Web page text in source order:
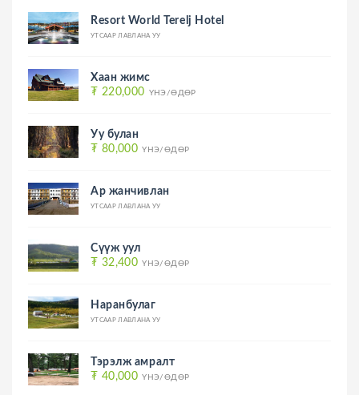
Resort World Terelj Hotel
УТСААР ЛАВЛАНА УУ
Хаан жимс
₮ 220,000 ҮНЭ/ӨДӨР
Уу булан
₮ 80,000 ҮНЭ/ӨДӨР
Ар жанчивлан
УТСААР ЛАВЛАНА УУ
Сүүж уул
₮ 32,400 ҮНЭ/ӨДӨР
Наранбулаг
УТСААР ЛАВЛАНА УУ
Тэрэлж амралт
₮ 40,000 ҮНЭ/ӨДӨР